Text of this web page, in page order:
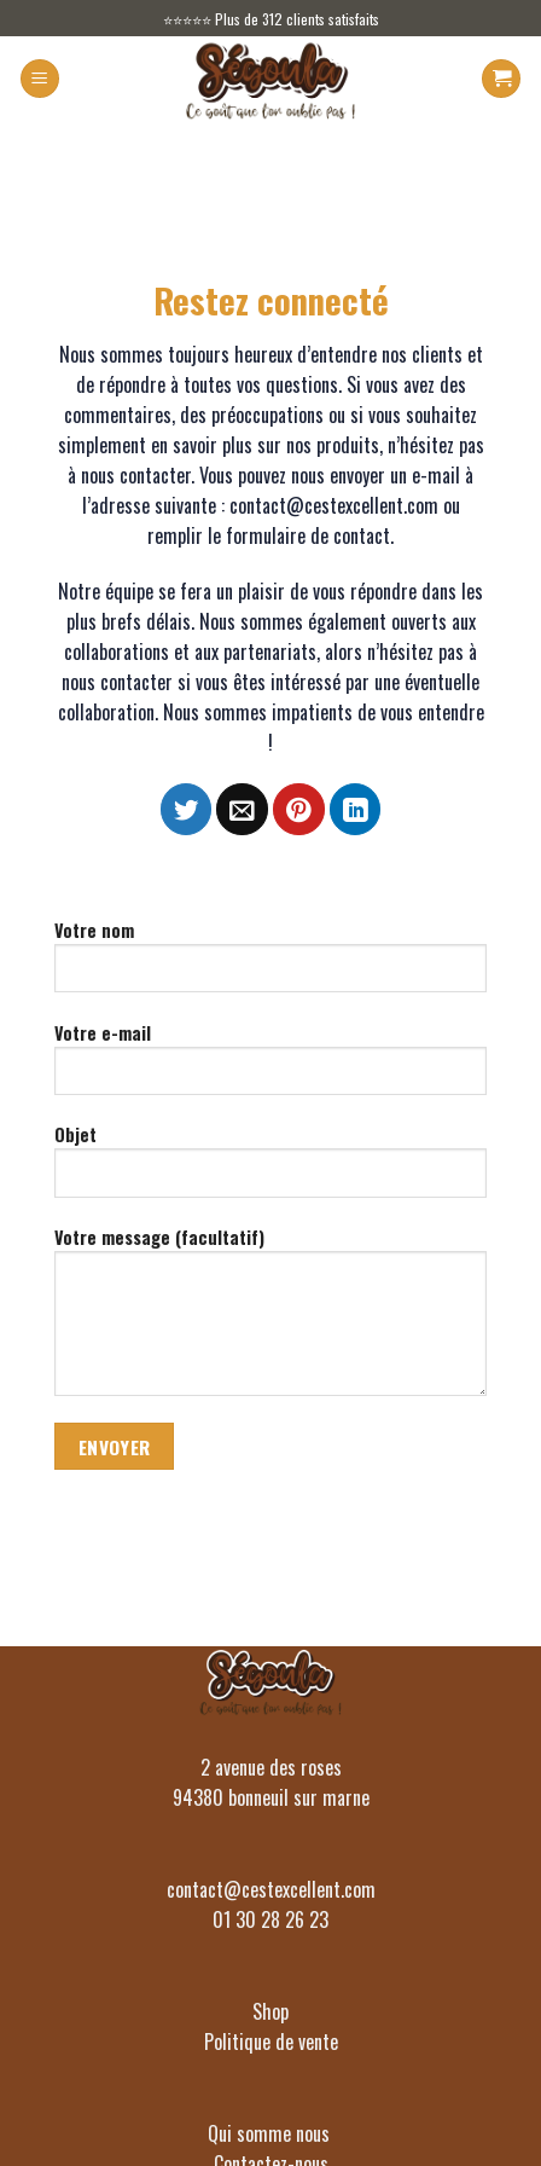
to
content
⭐⭐⭐⭐⭐ Plus de 312 clients satisfaits
Restez connecté
Nous sommes toujours heureux d’entendre nos clients et
de répondre à toutes vos questions. Si vous avez des
commentaires, des préoccupations ou si vous souhaitez
simplement en savoir plus sur nos produits, n’hésitez pas
à nous contacter. Vous pouvez nous envoyer un e-mail à
l’adresse suivante : contact@cestexcellent.com ou
remplir le formulaire de contact.
Notre équipe se fera un plaisir de vous répondre dans les
plus brefs délais. Nous sommes également ouverts aux
collaborations et aux partenariats, alors n’hésitez pas à
nous contacter si vous êtes intéressé par une éventuelle
collaboration. Nous sommes impatients de vous entendre
!
Votre nom
Votre e-mail
Objet
Votre message (facultatif)
2 avenue des roses
94380 bonneuil sur marne
contact@cestexcellent.com
01 30 28 26 23
Shop
Politique de vente
Qui somme nous